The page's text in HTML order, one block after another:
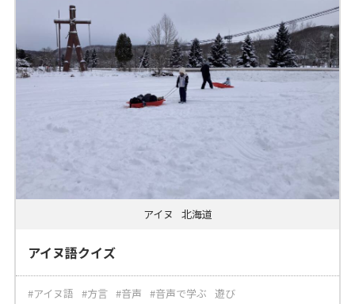
アイヌ 北海道
アイヌ語クイズ
#アイヌ語 #方言 #音声 #音声で学ぶ 遊び